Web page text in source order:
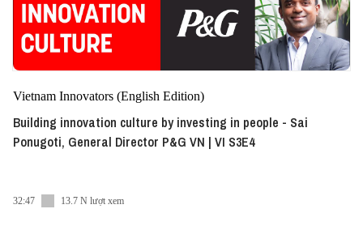
Vietnam Innovators (English Edition)
Building innovation culture by investing in people - Sai
Ponugoti, General Director P&G VN | VI S3E4
32:47 13.7 N lượt xem